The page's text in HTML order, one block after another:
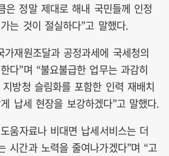
은 정말 제대로 해내 국민들께 인정
는 것이 절실하다”고 말했다.
재원조달과 공정과세에 국세청의
다”며 “불요불급한 업무는 과감히
방청 슬림화를 포함한 인력 재배치
납세 현장을 보강하겠다”고 말했다.
움자료나 비대면 납세서비스는 더
시간과 노력을 줄여나가겠다”며 “고